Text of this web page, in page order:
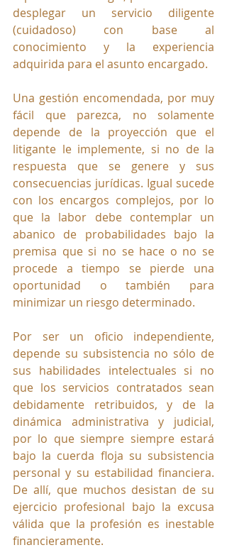
desplegar un servicio diligente
(cuidadoso) con base al
conocimiento y la experiencia
adquirida para el asunto encargado.
Una gestión encomendada, por muy
fácil que parezca, no solamente
depende de la proyección que el
litigante le implemente, si no de la
respuesta que se genere y sus
consecuencias jurídicas. Igual sucede
con los encargos complejos, por lo
que la labor debe contemplar un
abanico de probabilidades bajo la
premisa que si no se hace o no se
procede a tiempo se pierde una
oportunidad o también para
minimizar un riesgo determinado.
Por ser un oficio independiente,
depende su subsistencia no sólo de
sus habilidades intelectuales si no
que los servicios contratados sean
debidamente retribuidos, y de la
dinámica administrativa y judicial,
por lo que siempre siempre estará
bajo la cuerda floja su subsistencia
personal y su estabilidad financiera.
De allí, que muchos desistan de su
ejercicio profesional bajo la excusa
válida que la profesión es inestable
financieramente.